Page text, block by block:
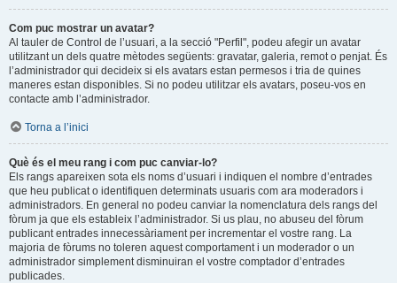
Com puc mostrar un avatar?
Al tauler de Control de l’usuari, a la secció "Perfil", podeu afegir un avatar
utilitzant un dels quatre mètodes següents: gravatar, galeria, remot o penjat. És
l’administrador qui decideix si els avatars estan permesos i tria de quines
maneres estan disponibles. Si no podeu utilitzar els avatars, poseu-vos en
contacte amb l’administrador.
Torna a l’inici
Què és el meu rang i com puc canviar-lo?
Els rangs apareixen sota els noms d’usuari i indiquen el nombre d’entrades
que heu publicat o identifiquen determinats usuaris com ara moderadors i
administradors. En general no podeu canviar la nomenclatura dels rangs del
fòrum ja que els estableix l’administrador. Si us plau, no abuseu del fòrum
publicant entrades innecessàriament per incrementar el vostre rang. La
majoria de fòrums no toleren aquest comportament i un moderador o un
administrador simplement disminuiran el vostre comptador d’entrades
publicades.